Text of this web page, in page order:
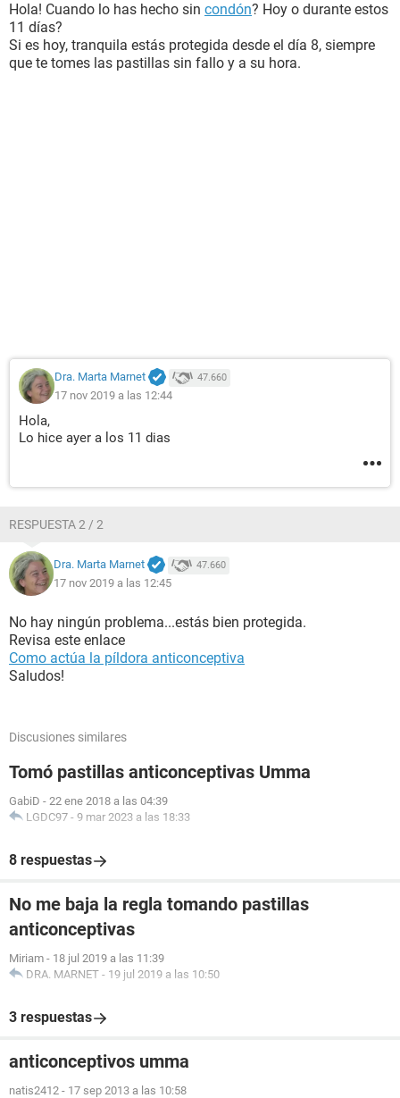
Hola! Cuando lo has hecho sin condón? Hoy o durante estos
11 días?
Si es hoy, tranquila estás protegida desde el día 8, siempre
que te tomes las pastillas sin fallo y a su hora.
Dra. Marta Marnet 47.660
17 nov 2019 a las 12:44
Hola,
Lo hice ayer a los 11 dias
RESPUESTA 2 / 2
Dra. Marta Marnet 47.660
17 nov 2019 a las 12:45
No hay ningún problema...estás bien protegida.
Revisa este enlace
Como actúa la píldora anticonceptiva
Saludos!
Discusiones similares
Tomó pastillas anticonceptivas Umma
GabiD - 22 ene 2018 a las 04:39
LGDC97 - 9 mar 2023 a las 18:33
8 respuestas
No me baja la regla tomando pastillas
anticonceptivas
Miriam - 18 jul 2019 a las 11:39
DRA. MARNET - 19 jul 2019 a las 10:50
3 respuestas
anticonceptivos umma
natis2412 - 17 sep 2013 a las 10:58